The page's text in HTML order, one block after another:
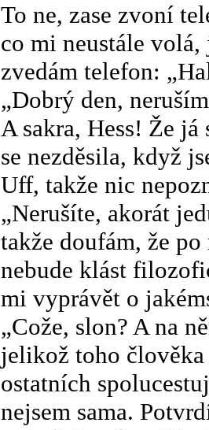
To ne, zase zvoní
co mi neustále
zvedám telefon:
„Dobrý den,
A sakra, Hess! Že já
se nezděsila, když
Uff, takže nic
„Nerušíte, akorát
takže doufám, že
nebude klást
mi vyprávět o
„Cože, slon? A na
jelikož toho
ostatních
nejsem sama.